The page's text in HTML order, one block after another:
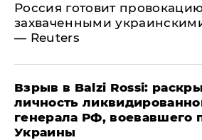
​Россия готовит
захваченными
— Reuters
​Взрыв в Balzi Rossi:
личность
генерала РФ, воевавшего
Украины